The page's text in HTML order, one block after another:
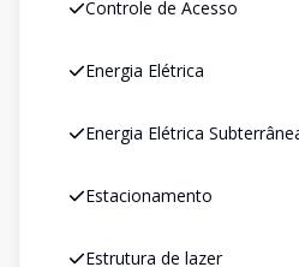
Controle de Acesso
Energia Elétrica
Energia Elétrica
Estacionamento
Estrutura de lazer